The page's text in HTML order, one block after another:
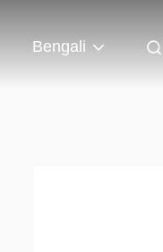
Bengali